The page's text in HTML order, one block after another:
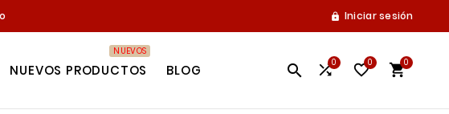
 Iniciar sesión
NUEVOS PRODUCTOS
NUEVOS
BLOG  0 0 0